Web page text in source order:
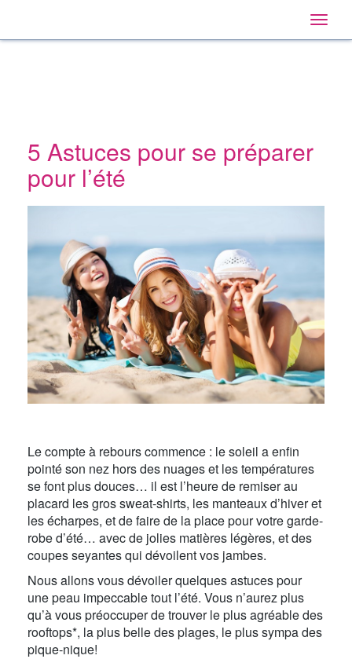
Primary
Toggle
5 Astuces pour se préparer
pour l’été
Le compte à rebours commence : le soleil a enfin
pointé son nez hors des nuages et les températures
se font plus douces… il est l’heure de remiser au
placard les gros sweat-shirts, les manteaux d’hiver et
les écharpes, et de faire de la place pour votre garde-
robe d’été… avec de jolies matières légères, et des
coupes seyantes qui dévoilent vos jambes.
Nous allons vous dévoiler quelques astuces pour
une peau impeccable tout l’été. Vous n’aurez plus
qu’à vous préoccuper de trouver le plus agréable des
rooftops*, la plus belle des plages, le plus sympa des
pique-nique!